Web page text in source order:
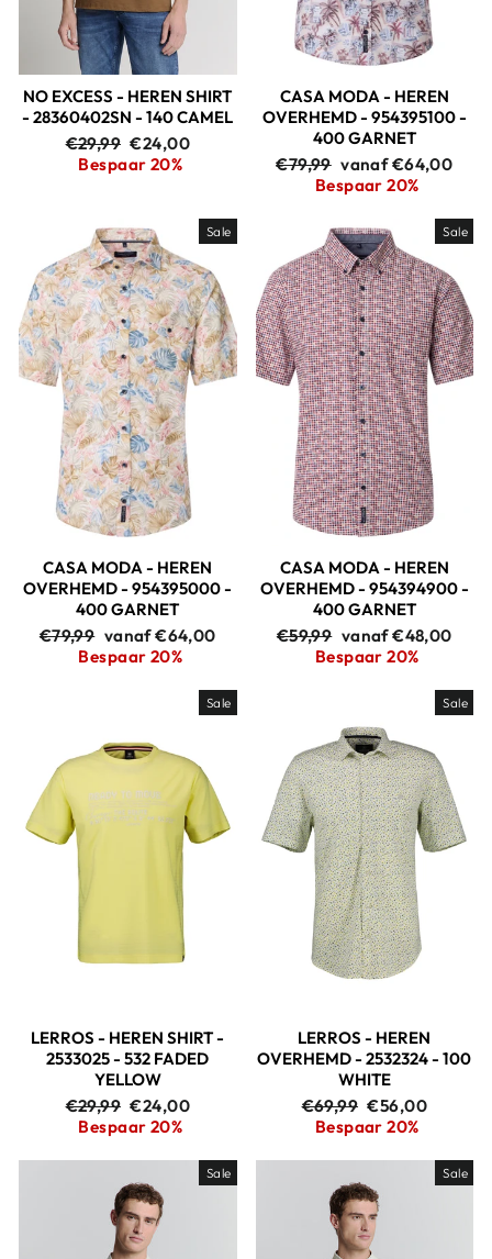
NO EXCESS - HEREN SHIRT
- 28360402SN - 140 CAMEL
Adviesprijs
€29,99 Aanbiedingsprijs
€24,00
Bespaar 20%
CASA MODA - HEREN
OVERHEMD - 954395100 -
400 GARNET
Adviesprijs
€79,99 Aanbiedingsprijs
vanaf €64,00
Bespaar 20%
Sale
CASA MODA - HEREN
OVERHEMD - 954395000 -
400 GARNET
Adviesprijs
€79,99 Aanbiedingsprijs
vanaf €64,00
Bespaar 20%
Sale
CASA MODA - HEREN
OVERHEMD - 954394900 -
400 GARNET
Adviesprijs
€59,99 Aanbiedingsprijs
vanaf €48,00
Bespaar 20%
Sale
LERROS - HEREN SHIRT -
2533025 - 532 FADED
YELLOW
Adviesprijs
€29,99 Aanbiedingsprijs
€24,00
Bespaar 20%
Sale
LERROS - HEREN
OVERHEMD - 2532324 - 100
WHITE
Adviesprijs
€69,99 €56,00
Bespaar 20%
Sale Sale